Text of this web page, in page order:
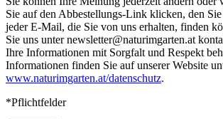
Sie auf den Abbestellungs-Link klicken, den
jeder E-Mail, die Sie von uns erhalten, finden
Sie uns unter newsletter@naturimgarten.at
Ihre Informationen mit Sorgfalt und Respekt
Informationen finden Sie auf unserer Website
www.naturimgarten.at/datenschutz.
*Pflichtfelder